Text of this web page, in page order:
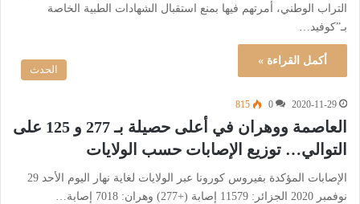
التراب الوطني، أمرتهم فيها بمنع استقبال الشهادات الطبية الخاصة
بـ”كوفيد…
أكمل القراءة »
الحدث
2020-11-29
0
815
العاصمة ووهران في أعلى حصيلة بـ 277 و 125 على
التوالي… توزيع الإصابات حسب الولايات
الإصابات المؤكدة بفيروس كورونا عبر الولايات لغاية نهار اليوم الأحد 29
نوفمبر 2020 الجزائر: 11579 إصابة (+277) وهران: 7018 إصابة…